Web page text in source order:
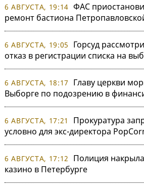
6 АВГУСТА, 19:14 ФАС
ремонт бастиона
6 АВГУСТА, 19:05
Горсуд
отказ в регистрации списка на
6 АВГУСТА, 18:17
Главу церкви
Выборге по подозрению в
6 АВГУСТА, 17:21
Прокуратура
условно для экс-директора
6 АВГУСТА, 17:12
Полиция
казино в Петербурге